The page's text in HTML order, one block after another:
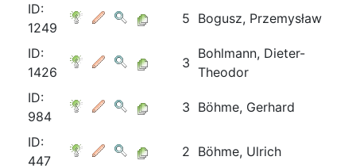
ID:
1249
5 Bogusz, Przemysław
ID:
1426
3
Bohlmann, Dieter-
Theodor
ID:
984
3 Böhme, Gerhard
ID:
447
2 Böhme, Ulrich